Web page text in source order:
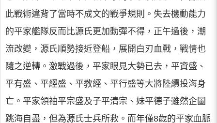
此戰術違背了當時不成文的戰爭規則。失去機動能力
的平家艦隊反而比源氏更加動彈不得，正午過後，潮
流改變，源氏順勢接近登船，展開白刃血戰，戰情也
隨之逆轉。激戰過後，平家眼見大勢已去，平資盛、
平有盛、平經盛、平教經、平行盛等大將陸續投海身
亡。平家領袖平宗盛及子平清宗、妹平德子雖然企圖
跳海自盡，但為源氏士兵所救。而年僅8歲的平家血脈